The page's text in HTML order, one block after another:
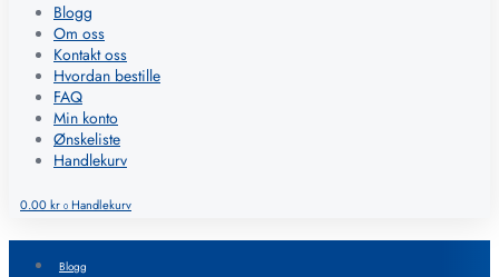
Blogg
Om oss
Kontakt oss
Hvordan bestille
FAQ
Min konto
Ønskeliste
Handlekurv
0.00kr 0 Handlekurv
Blogg